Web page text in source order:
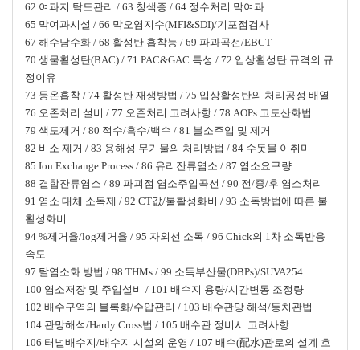
62 여과지 탁도관리 / 63 청색증 / 64 정수처리 막여과
65 막여과시설 / 66 막오염지수(MFI&SDI)/기포점검사
67 해수담수화 / 68 활성탄 흡착능 / 69 파과곡선/EBCT
70 생물활성탄(BAC) / 71 PAC&GAC 특성 / 72 입상활성탄 규격의 규
정이유
73 등온흡착 / 74 활성탄 재생방법 / 75 입상활성탄의 처리공정 배열
76 오존처리 설비 / 77 오존처리 고려사항 / 78 AOPs 고도산화법
79 색도제거 / 80 적수/흑수/백수 / 81 불소주입 및 제거
82 비소 제거 / 83 용해성 무기물의 처리방법 / 84 수돗물 이취미
85 Ion Exchange Process / 86 유리잔류염소 / 87 염소요구량
88 결합잔류염소 / 89 파괴점 염소주입곡선 / 90 전/중/후 염소처리
91 염소 대체 소독제 / 92 CT값/불활성화비 / 93 소독방법에 따른 불
활성화비
94 %제거율/log제거율 / 95 자외선 소독 / 96 Chick의 1차 소독반응
속도
97 탈염소화 방법 / 98 THMs / 99 소독부산물(DBPs)/SUVA254
100 염소저장 및 주입설비 / 101 배수지 용량/시간변동 조정량
102 배수구역의 블록화/수압관리 / 103 배수관망 해석/등치관법
104 관망해석/Hardy Cross법 / 105 배수관 정비시 고려사항
106 터널배수지/배수지 시설의 운영 / 107 배수(配水)관로의 설계 흐